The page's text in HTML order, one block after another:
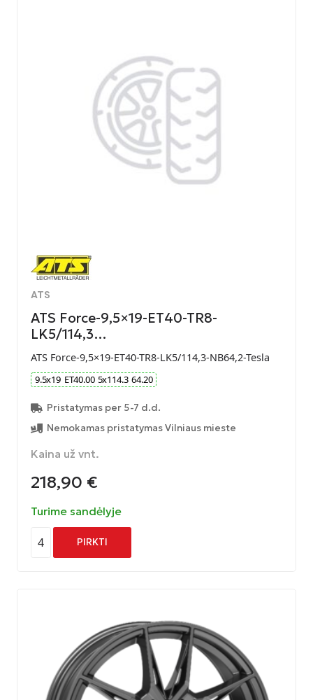
ATS
ATS Force-9,5×19-ET40-TR8-
LK5/114,3…
ATS Force-9,5×19-ET40-TR8-LK5/114,3-NB64,2-Tesla
9.5x19 ET40.00 5x114.3 64.20
Pristatymas per 5-7 d.d.
Nemokamas pristatymas Vilniaus mieste
Kaina už vnt.
218,90 €
Turime sandėlyje
4 PIRKTI